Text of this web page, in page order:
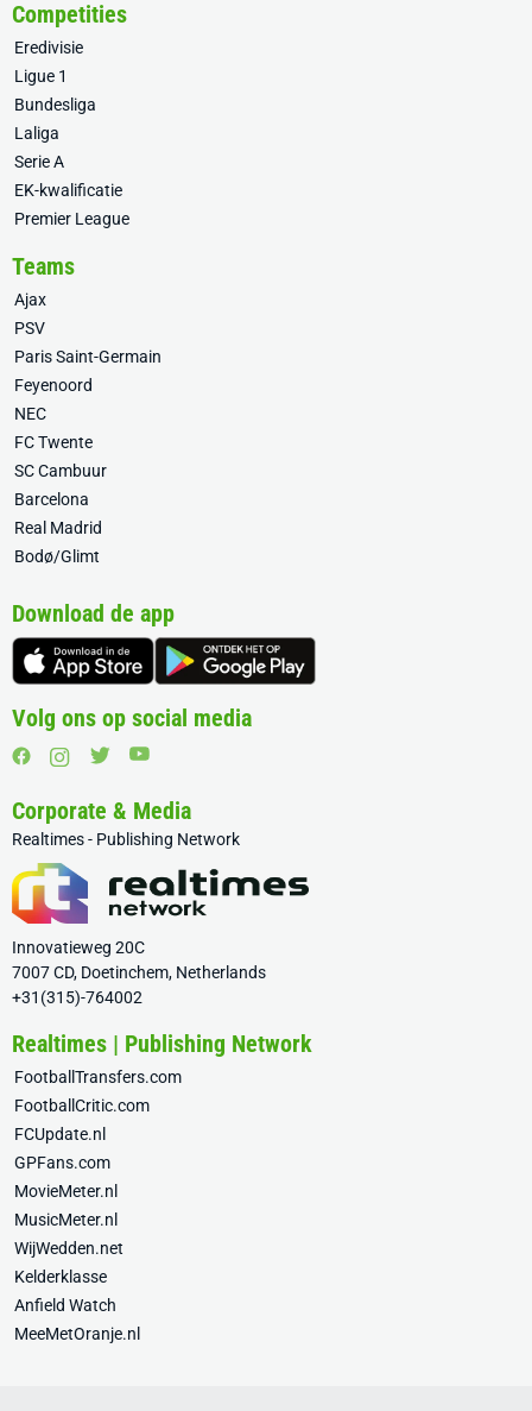
Competities
Eredivisie
Ligue 1
Bundesliga
Laliga
Serie A
EK-kwalificatie
Premier League
Teams
Ajax
PSV
Paris Saint-Germain
Feyenoord
NEC
FC Twente
SC Cambuur
Barcelona
Real Madrid
Bodø/Glimt
Download de app
Volg ons op social media
Corporate & Media
Realtimes - Publishing Network
Innovatieweg 20C
7007 CD, Doetinchem, Netherlands
+31(315)-764002
Realtimes | Publishing Network
FootballTransfers.com
FootballCritic.com
FCUpdate.nl
GPFans.com
MovieMeter.nl
MusicMeter.nl
WijWedden.net
Kelderklasse
Anfield Watch
MeeMetOranje.nl